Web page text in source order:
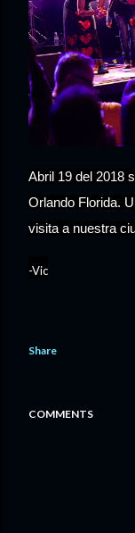
Abril 19 del 2018
Orlando Florida.
visita a nuestra
-Vic
Share
COMMENTS